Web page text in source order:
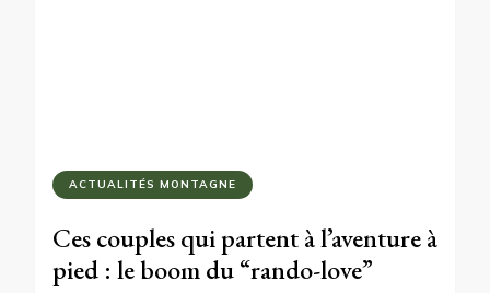
ACTUALITÉS MONTAGNE
Ces couples qui partent à l’aventure à
pied : le boom du “rando-love”